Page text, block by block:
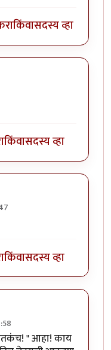
किंवासदस्य व्हा
किंवासदस्य व्हा
किंवासदस्य व्हा
" आहा! काय